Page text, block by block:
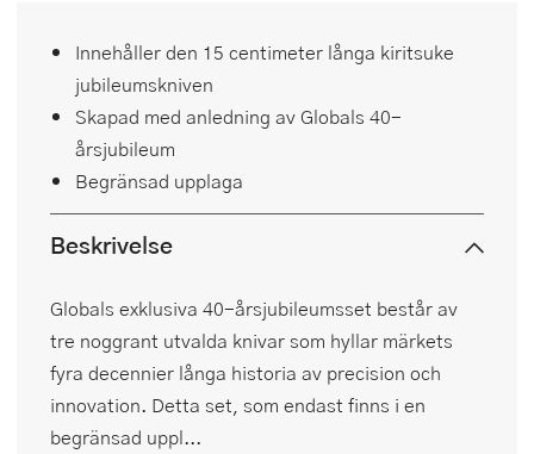
Innehåller den 15 centimeter långa kiritsuke
jubileumskniven
Skapad med anledning av Globals 40-
årsjubileum
Begränsad upplaga
Beskrivelse
Globals exklusiva 40-årsjubileumsset består av
tre noggrant utvalda knivar som hyllar märkets
fyra decennier långa historia av precision och
innovation. Detta set, som endast finns i en
begränsad uppl...